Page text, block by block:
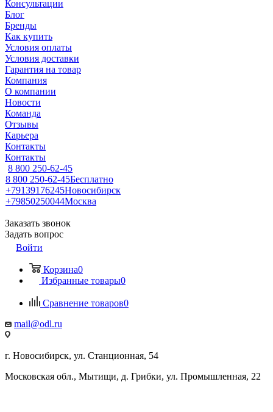
Консультации
Блог
Бренды
Как купить
Условия оплаты
Условия доставки
Гарантия на товар
Компания
О компании
Новости
Команда
Отзывы
Карьера
Контакты
Контакты
8 800 250-62-45
8 800 250-62-45Бесплатно
+79139176245Новосибирск
+79850250044Москва
Заказать звонок
Задать вопрос
Войти
Корзина0
Избранные товары0
Сравнение товаров0
mail@odl.ru
г. Новосибирск, ул. Станционная, 54
Московская обл., Мытищи, д. Грибки, ул. Промышленная, 22